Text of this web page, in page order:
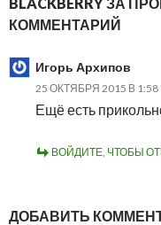
КОММЕНТАРИЙ
Игорь Архипов
25 ОКТЯБРЯ 2015 В 1:58
Ещё есть
ВОЙДИТЕ, ЧТОБЫ
ДОБАВИТЬ